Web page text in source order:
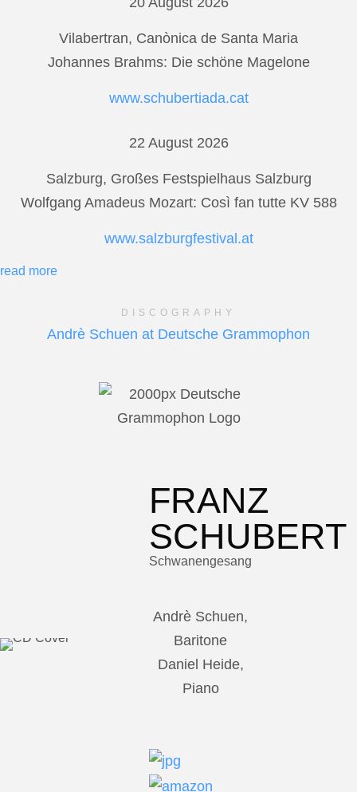
Vilabertran, Canònica de Santa Maria
Johannes Brahms: Die schöne Magelone
www.schubertiada.cat
22 August 2026
Salzburg, Großes Festspielhaus Salzburg
Wolfgang Amadeus Mozart: Così fan tutte KV 588
www.salzburgfestival.at
read more
DISCOGRAPHY
Andrè Schuen at Deutsche Grammophon
FRANZ
SCHUBERT
Schwanengesang
Andrè Schuen,
Baritone
Daniel Heide,
Piano